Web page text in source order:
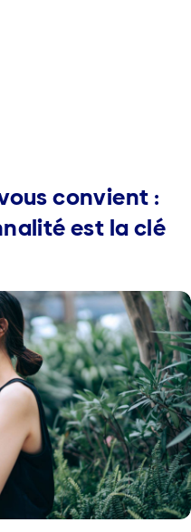
convient :
est la clé